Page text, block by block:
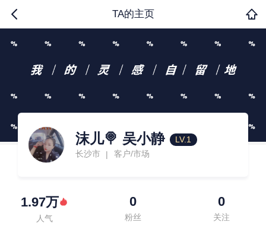
TA的主页
沫儿🍭 吴小静
LV.1
长沙市
| 客户/市场
1.97万
人气
0
粉丝
0
关注